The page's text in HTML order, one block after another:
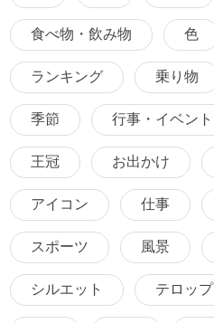
食べ物・飲み物 色
ランキング 乗り物
季節 行事・イベント
王冠 お出かけ
アイコン 仕事
スポーツ 風景
シルエット テロップ